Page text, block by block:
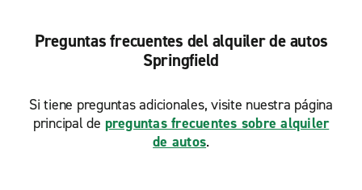
Preguntas frecuentes del alquiler de autos
Springfield
Si tiene preguntas adicionales, visite nuestra página
principal de preguntas frecuentes sobre alquiler
de autos.